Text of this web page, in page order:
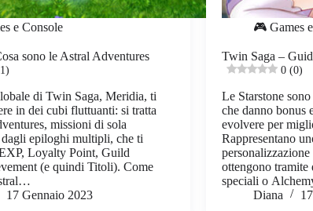
e Console
sono le Astral Adventures
di Twin Saga, Meridia, ti
in dei cubi fluttuanti: si tratta
missioni di sola
dagli epiloghi multipli, che ti
Loyalty Point, Guild
(e quindi Titoli). Come
17 Gennaio 2023
🎮 Games
Twin Saga –
0 (0)
Le Starstone
che danno bonus
evolvere per
Rappresentano
ottengono tramite
speciali o
Diana